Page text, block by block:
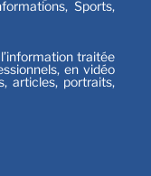
Sports,
traitée
en vidéo
articles, portraits,